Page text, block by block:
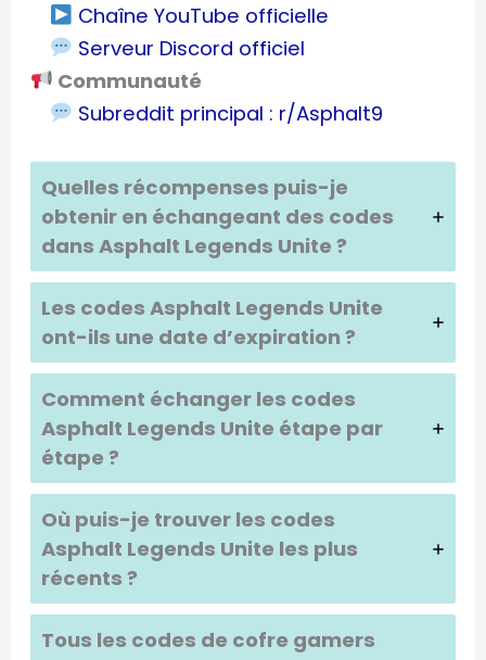
Chaîne YouTube officielle
Serveur Discord officiel
Communauté
Subreddit principal : r/Asphalt9
Quelles récompenses puis-je
obtenir en échangeant des codes
dansAsphalt Legends Unite ?
Les codesAsphalt Legends Unite
ont-ils une date d’expiration ?
Comment échanger les codes
Asphalt Legends Unite étape par
étape ?
Où puis-je trouver les codes
Asphalt Legends Unite les plus
récents ?
Tous les codes de cofre gamers